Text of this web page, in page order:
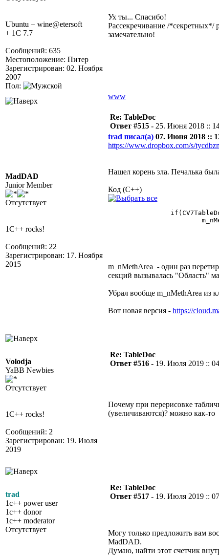
Ubuntu + wine@etersoft
+ 1C 7.7
Сообщений: 635
Местоположение: Питер
Зарегистрирован: 02. Ноября
2007
Пол:
Ух ты... Спасибо!
Рассекречивание /*секретных*/
замечательно!
www
MadDAD
Junior Member
Отсутствует
1C++ rocks!
Сообщений: 22
Зарегистрирован: 17. Ноября
2015
Re: TableDoc
Ответ #515 - 25. Июня 2018 ::
trad писал(а) 07. Июня 2018 ::
https://www.dropbox.com/s/
Нашел корень зла. Печалька
Код (C++)
m_nMethArea - один раз
секций вызывалась "Область"
Убрал вообще m_nMethArea из
Вот новая версия - https://
Volodja
YaBB Newbies
Отсутствует
1C++ rocks!
Сообщений: 2
Зарегистрирован: 19. Июля
2019
Re: TableDoc
Ответ #516 - 19. Июля 2019 ::
Почему при перерисовке
(увеличиваются)? можно как-то
trad
1c++ power user
1c++ donor
1c++ moderator
Отсутствует
Re: TableDoc
Ответ #517 - 19. Июля 2019 ::
Могу только предложить вам
MadDAD.
Думаю, найти этот счетчик